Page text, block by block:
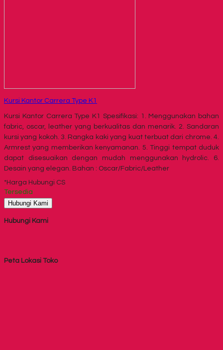
Kursi Kantor Carrera Type K1
Kursi Kantor Carrera Type K1 Spesifikasi: 1. Menggunakan bahan
fabric, oscar, leather yang berkualitas dan menarik. 2. Sandaran
kursi yang kokoh. 3. Rangka kaki yang kuat terbuat dari chrome. 4.
Armrest yang memberikan kenyamanan. 5. Tinggi tempat duduk
dapat disesuaikan dengan mudah menggunakan hydrolic. 6.
Desain yang elegan. Bahan : Oscar/Fabric/Leather
*Harga Hubungi CS
Tersedia
Hubungi Kami
Hubungi Kami
Peta Lokasi Toko